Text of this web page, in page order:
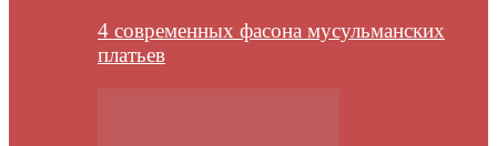
4 современных фасона мусульманских
платьев